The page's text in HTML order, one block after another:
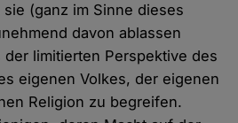
(ganz im Sinne dieses
davon ablassen
limitierten Perspektive des
eigenen Volkes, der eigenen
Religion zu begreifen.